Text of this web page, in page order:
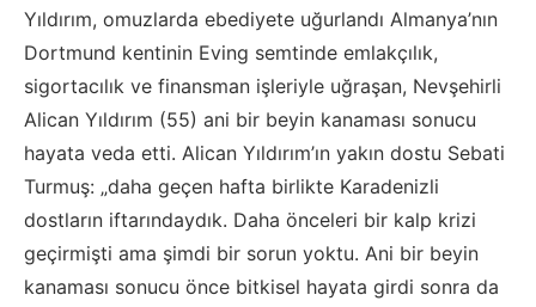
Yıldırım, omuzlarda ebediyete uğurlandı Almanya’nın
Dortmund kentinin Eving semtinde emlakçılık,
sigortacılık ve finansman işleriyle uğraşan, Nevşehirli
Alican Yıldırım (55) ani bir beyin kanaması sonucu
hayata veda etti. Alican Yıldırım’ın yakın dostu Sebati
Turmuş: „daha geçen hafta birlikte Karadenizli
dostların iftarındaydık. Daha önceleri bir kalp krizi
geçirmişti ama şimdi bir sorun yoktu. Ani bir beyin
kanaması sonucu önce bitkisel hayata girdi sonra da